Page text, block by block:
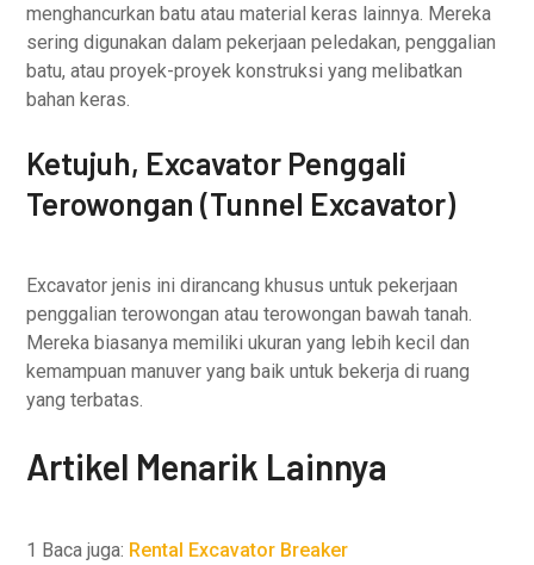
menghancurkan batu atau material keras lainnya. Mereka
sering digunakan dalam pekerjaan peledakan, penggalian
batu, atau proyek-proyek konstruksi yang melibatkan
bahan keras.
Ketujuh, Excavator Penggali
Terowongan (Tunnel Excavator)
Excavator jenis ini dirancang khusus untuk pekerjaan
penggalian terowongan atau terowongan bawah tanah.
Mereka biasanya memiliki ukuran yang lebih kecil dan
kemampuan manuver yang baik untuk bekerja di ruang
yang terbatas.
Artikel Menarik Lainnya
1 Baca juga: Rental Excavator Breaker